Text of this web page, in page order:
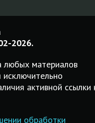
Среднее,
2026.
любых материалов
исключительно
активной ссылки
обработки